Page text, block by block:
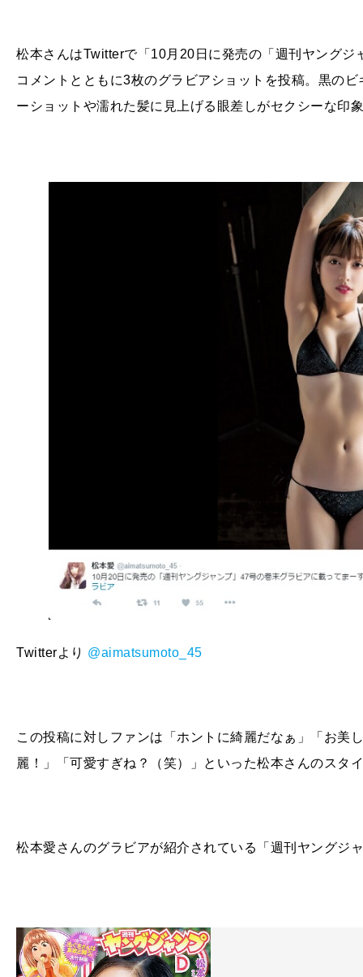
松本さんはTwitterで「10月20日に発売の「週刊ヤング
コメントとともに3枚のグラビアショットを投稿。黒の
ーショットや濡れた髪に見上げる眼差しがセクシーな印
Twitterより @aimatsumoto_45
この投稿に対しファンは「ホントに綺麗だなぁ」「お美
麗！」「可愛すぎね？（笑）」といった松本さんのスタ
松本愛さんのグラビアが紹介されている「週刊ヤングジ